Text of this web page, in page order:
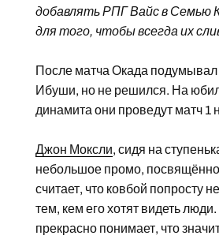
добавлять РПГ Вайс в Семью
для того, чтобы всегда их
После матча Окада подумывал
Ибуши, но не решился. На
динамита они проведут матч 1
Джон Моксли, сидя на
небольшое промо,
считает, что ковбой попросту
тем, кем его хотят видеть
прекрасно понимает, что